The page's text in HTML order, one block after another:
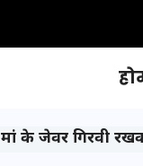
मां के जेवर गिरवी